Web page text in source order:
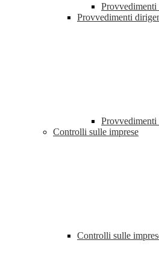
Provvedimenti
Controlli sulle imprese
Controlli sulle